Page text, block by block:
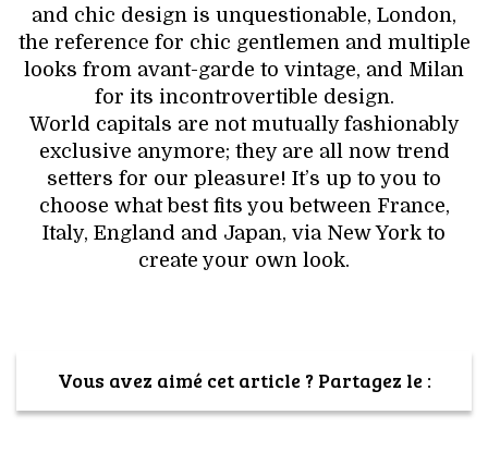
and chic design is unquestionable, London,
the reference for chic gentlemen and multiple
looks from avant-garde to vintage, and Milan
for its incontrovertible design.
World capitals are not mutually fashionably
exclusive anymore; they are all now trend
setters for our pleasure! It’s up to you to
choose what best fits you between France,
Italy, England and Japan, via New York to
create your own look.
Vous avez aimé cet article ? Partagez le :